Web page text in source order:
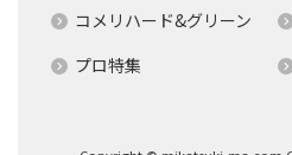
コメリハード&グリーン
プロ特集